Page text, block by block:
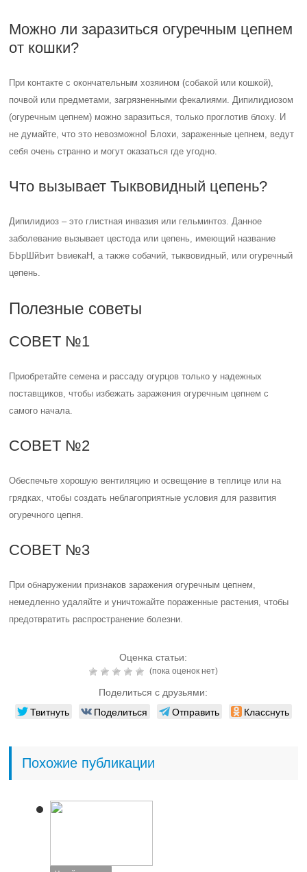
Можно ли заразиться огуречным цепнем
от кошки?
При контакте с окончательным хозяином (собакой или кошкой),
почвой или предметами, загрязненными фекалиями. Дипилидиозом
(огуречным цепнем) можно заразиться, только проглотив блоху. И
не думайте, что это невозможно! Блохи, зараженные цепнем, ведут
себя очень странно и могут оказаться где угодно.
Что вызывает Тыквовидный цепень?
Дипилидиоз – это глистная инвазия или гельминтоз. Данное
заболевание вызывает цестода или цепень, имеющий название
БЬрШйЬит ЬвиекаН, а также собачий, тыквовидный, или огуречный
цепень.
Полезные советы
СОВЕТ №1
Приобретайте семена и рассаду огурцов только у надежных
поставщиков, чтобы избежать заражения огуречным цепнем с
самого начала.
СОВЕТ №2
Обеспечьте хорошую вентиляцию и освещение в теплице или на
грядках, чтобы создать неблагоприятные условия для развития
огуречного цепня.
СОВЕТ №3
При обнаружении признаков заражения огуречным цепнем,
немедленно удаляйте и уничтожайте пораженные растения, чтобы
предотвратить распространение болезни.
Оценка статьи:
(пока оценок нет)
Поделиться с друзьями:
Твитнуть Поделиться Отправить Класснуть
Похожие публикации